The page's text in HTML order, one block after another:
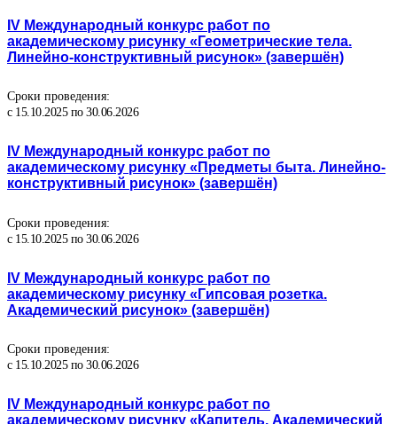
IV Международный конкурс работ по
академическому рисунку «Геометрические тела.
Линейно-конструктивный рисунок» (завершён)
Сроки проведения:
с 15.10.2025 по 30.06.2026
IV Международный конкурс работ по
академическому рисунку «Предметы быта. Линейно-
конструктивный рисунок» (завершён)
Сроки проведения:
с 15.10.2025 по 30.06.2026
IV Международный конкурс работ по
академическому рисунку «Гипсовая розетка.
Академический рисунок» (завершён)
Сроки проведения:
с 15.10.2025 по 30.06.2026
IV Международный конкурс работ по
академическому рисунку «Капитель. Академический